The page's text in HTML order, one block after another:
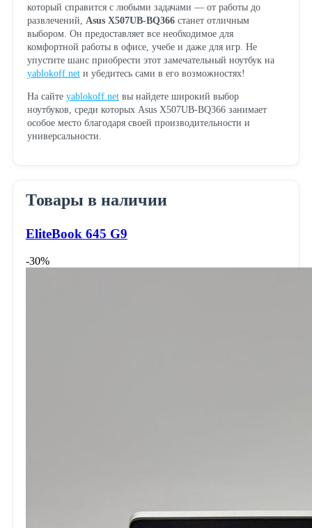
который справится с любыми задачами — от работы до
развлечений, Asus X507UB-BQ366станет отличным
выбором. Он предоставляет все необходимое для
комфортной работы в офисе, учебе и даже для игр. Не
упустите шанс приобрести этот замечательный ноутбук на
yablokoff.netи убедитесь сами в его возможностях!
На сайте yablokoff.netвы найдете широкий выбор
ноутбуков, среди которых Asus X507UB-BQ366 занимает
особое место благодаря своей производительности и
универсальности.
Товары в наличии
EliteBook 645 G9
-30%